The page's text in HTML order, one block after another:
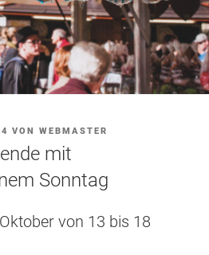
VONWEBMASTER
mit
Sonntag
von 13 bis 18